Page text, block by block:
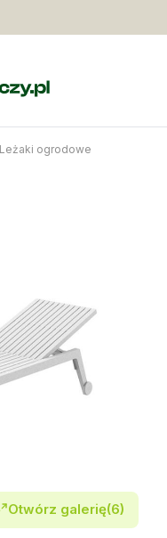
Leżaki ogrodowe
Otwórz galerię(6)